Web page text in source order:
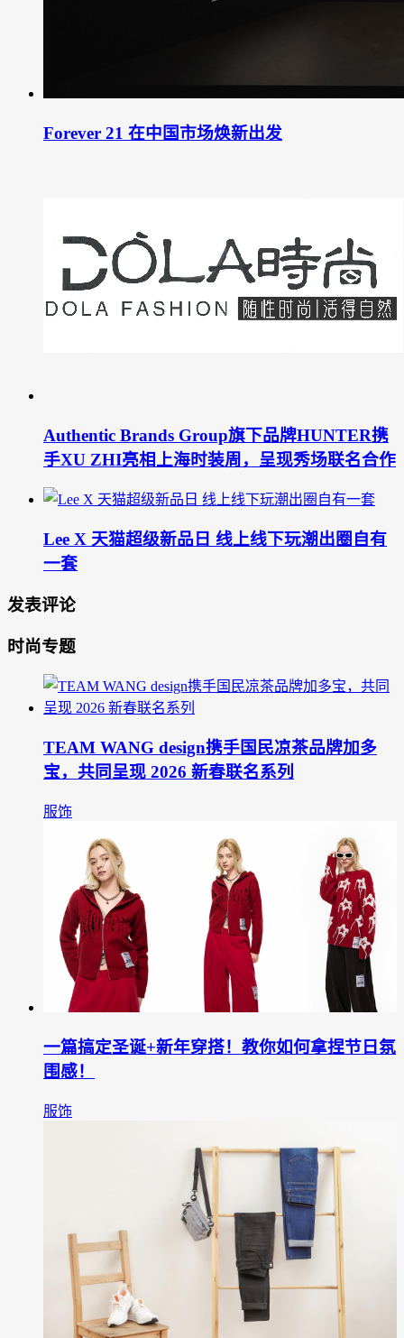
Forever 21 在中国市场焕新出发
Authentic Brands Group旗下品牌HUNTER携
手XU ZHI亮相上海时装周，呈现秀场联名合作
Lee X 天猫超级新品日 线上线下玩潮出圈自有
一套
发表评论
时尚专题
TEAM WANG design携手国民凉茶品牌加多
宝，共同呈现 2026 新春联名系列
服饰
一篇搞定圣诞+新年穿搭！教你如何拿捏节日氛
围感！
服饰